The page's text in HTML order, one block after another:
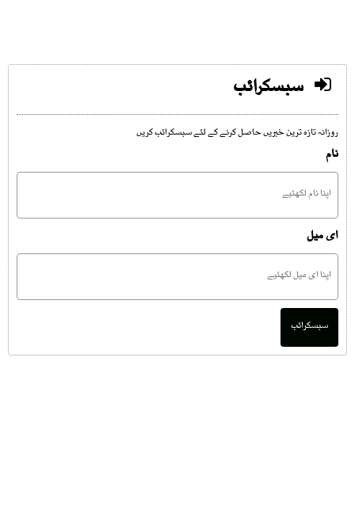
سبسکرائب
روزانہ تازہ ترین خبریں حاصل کرنے کے لئے سبسکرائب کریں
نام
ای میل
سبسکرائب